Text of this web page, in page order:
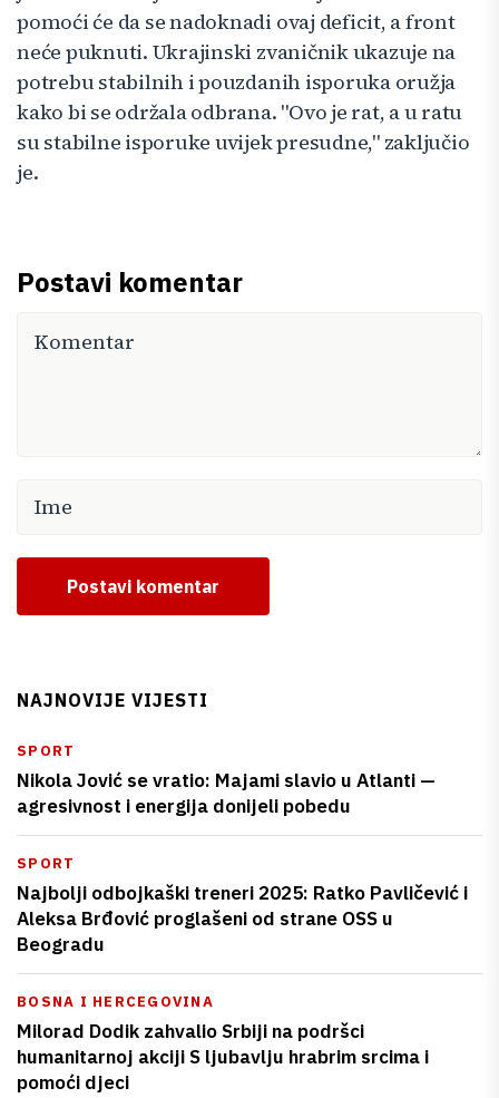
pomoći će da se nadoknadi ovaj deficit, a front
neće puknuti. Ukrajinski zvaničnik ukazuje na
potrebu stabilnih i pouzdanih isporuka oružja
kako bi se održala odbrana. "Ovo je rat, a u ratu
su stabilne isporuke uvijek presudne," zaključio
je.
Postavi komentar
Postavi komentar
NAJNOVIJE VIJESTI
SPORT
Nikola Jović se vratio: Majami slavio u Atlanti —
agresivnost i energija donijeli pobedu
SPORT
Najbolji odbojkaški treneri 2025: Ratko Pavličević i
Aleksa Brđović proglašeni od strane OSS u
Beogradu
BOSNA I HERCEGOVINA
Milorad Dodik zahvalio Srbiji na podršci
humanitarnoj akciji S ljubavlju hrabrim srcima i
pomoći djeci